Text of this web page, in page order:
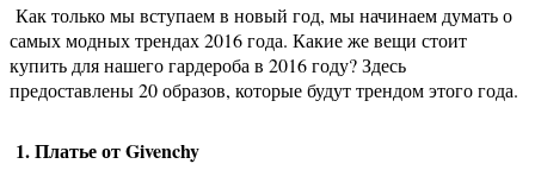
Как только мы вступаем в новый год, мы начинаем думать о
самых модных трендах 2016 года. Какие же вещи стоит
купить для нашего гардероба в 2016 году? Здесь
предоставлены 20 образов, которые будут трендом этого года.
1. Платье от Givenchy